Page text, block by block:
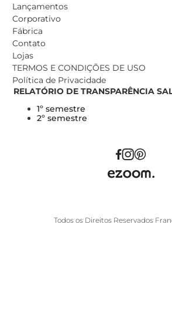
Lançamentos
Corporativo
Fábrica
Contato
Lojas
TERMOS E CONDIÇÕES DE USO
Política de Privacidade
RELATÓRIO DE TRANSPARÊNCIA
1º semestre
2º semestre
Todos os Direitos Reservados